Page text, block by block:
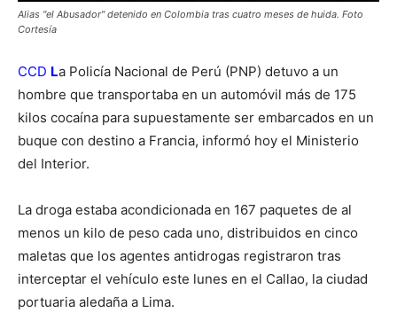
Alias "el Abusador" detenido en Colombia tras cuatro meses de huida. Foto
Cortesía
CCD La Policía Nacional de Perú (PNP) detuvo a un
hombre que transportaba en un automóvil más de 175
kilos cocaína para supuestamente ser embarcados en un
buque con destino a Francia, informó hoy el Ministerio
del Interior.
La droga estaba acondicionada en 167 paquetes de al
menos un kilo de peso cada uno, distribuidos en cinco
maletas que los agentes antidrogas registraron tras
interceptar el vehículo este lunes en el Callao, la ciudad
portuaria aledaña a Lima.